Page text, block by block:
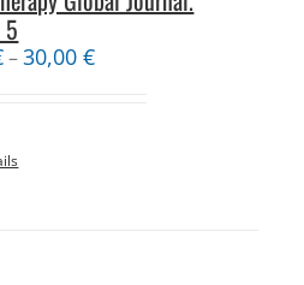
–30,00€